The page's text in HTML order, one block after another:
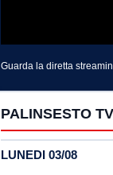
Guarda la diretta
PALINSESTO TV
LUNEDI 03/08